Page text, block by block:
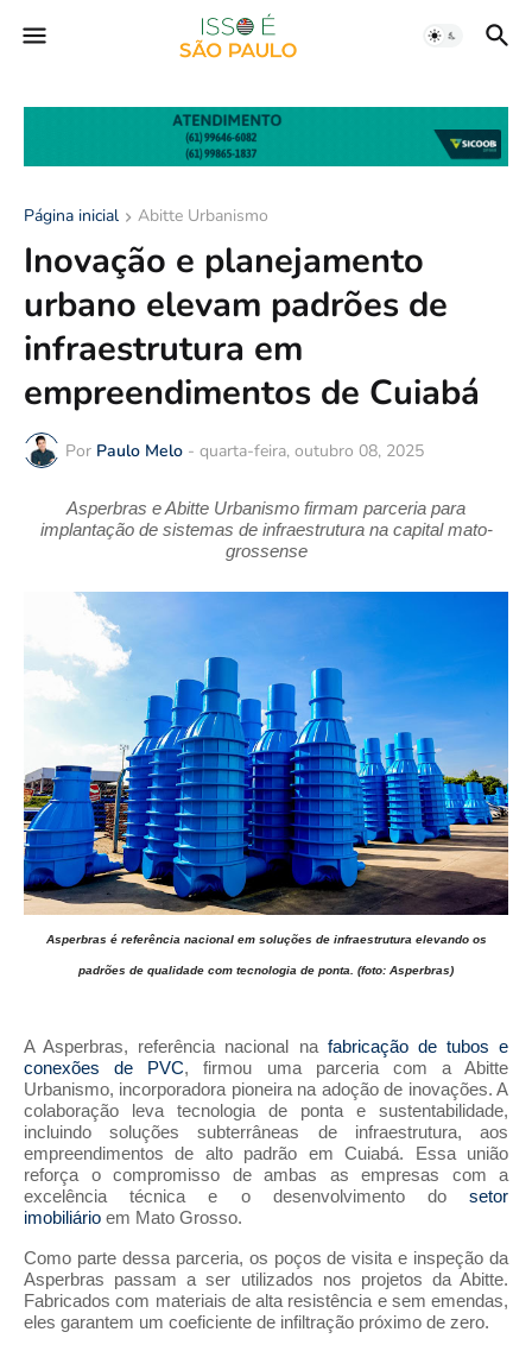
Página inicial Abitte Urbanismo
Inovação e planejamento
urbano elevam padrões de
infraestrutura em
empreendimentos de Cuiabá
Por Paulo Melo - quarta-feira, outubro 08, 2025
Asperbras e Abitte Urbanismo firmam parceria para
implantação de sistemas de infraestrutura na capital mato-
grossense
Asperbras é referência nacional em soluções de infraestrutura elevando os
padrões de qualidade com tecnologia de ponta. (foto: Asperbras)
A Asperbras, referência nacional nafabricação de tubos e
conexões de PVC, firmou uma parceria com a Abitte
Urbanismo, incorporadora pioneira na adoção de inovações. A
colaboração leva tecnologia de ponta e sustentabilidade,
incluindo soluções subterrâneas de infraestrutura, aos
empreendimentos de alto padrão em Cuiabá. Essa união
reforça o compromisso de ambas as empresas com a
excelência técnica e o desenvolvimento do setor
imobiliário em Mato Grosso.
Como parte dessa parceria, os poços de visita e inspeção da
Asperbras passam a ser utilizados nos projetos da Abitte.
Fabricados com materiais de alta resistência e sem emendas,
eles garantem um coeficiente de infiltração próximo de zero.